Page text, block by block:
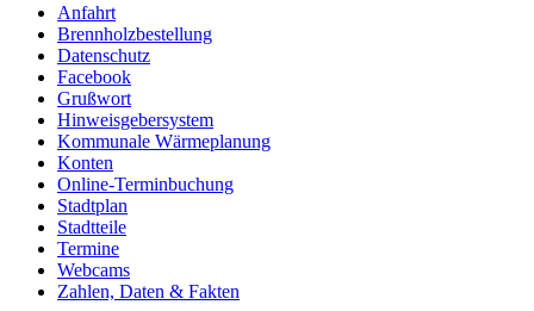
Anfahrt
Brennholzbestellung
Datenschutz
Facebook
Grußwort
Hinweisgebersystem
Kommunale Wärmeplanung
Konten
Online-Terminbuchung
Stadtplan
Stadtteile
Termine
Webcams
Zahlen, Daten & Fakten